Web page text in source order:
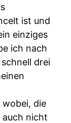
ist und
einziges
ich nach
drei
die
auch nicht